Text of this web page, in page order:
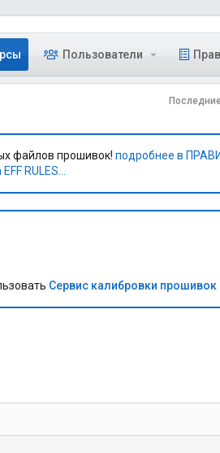
Пользователи
файлов прошивок! подробнее в
RULES...
Сервис калибровки прошивок